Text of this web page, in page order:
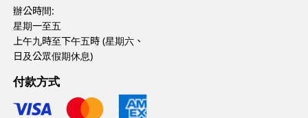
辦公時間:
星期一至五
上午九時至下午五時 (星期六、
日及公眾假期休息)
付款方式